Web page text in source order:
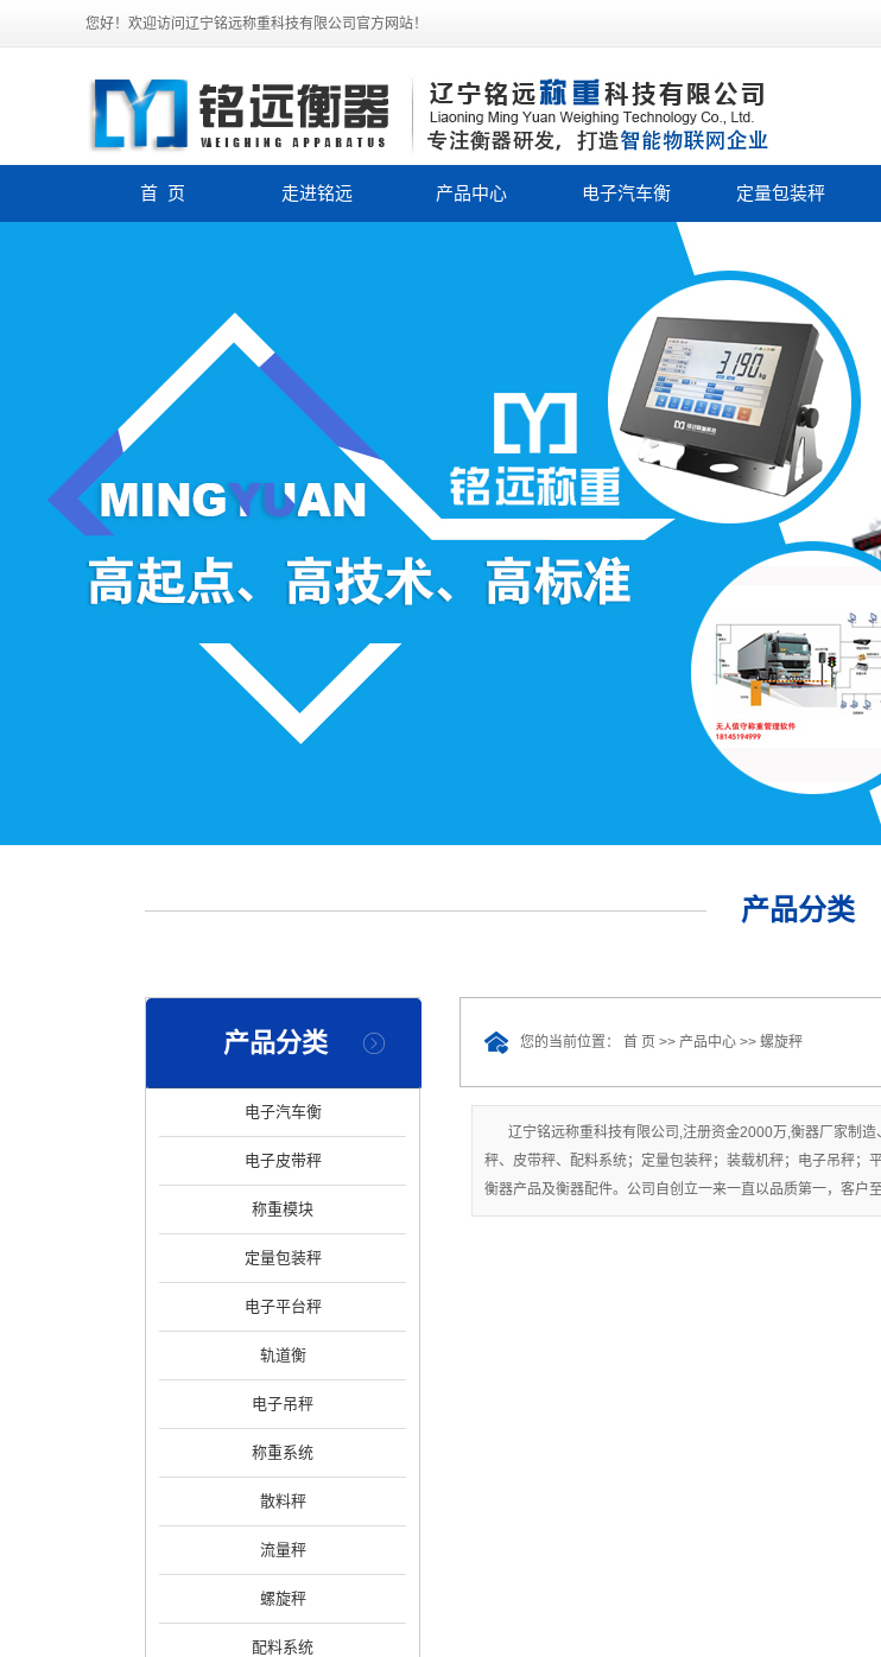
您好！欢迎访问辽宁铭远称重科技有限公司官方网站！
首 页 走进铭远 产品中心
轨道衡
电子吊秤
称重系统
散料秤
电子汽车衡 定量包装秤
产品分类
产品分类
电子汽车衡
电子皮带秤
称重模块
定量包装秤
电子平台秤
轨道衡
电子吊秤
称重系统
散料秤
流量秤
螺旋秤
配料系统
您的当前位置： 首 页 >> 产品中心 >> 螺旋秤
辽宁铭远称重科技有限公司,注册资金2000万,衡器厂家制
秤、皮带秤、配料系统；定量包装秤；装载机秤；电子吊秤；
衡器产品及衡器配件。公司自创立一来一直以品质第一，客户